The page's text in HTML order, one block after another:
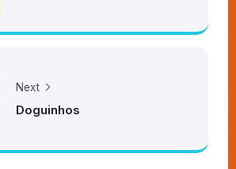
Next
Doguinhos